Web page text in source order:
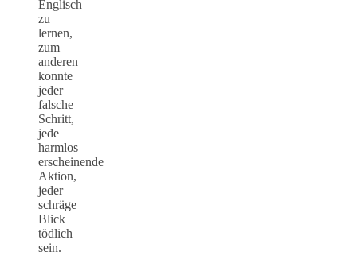
Englisch
zu
lernen,
zum
anderen
konnte
jeder
falsche
Schritt,
jede
harmlos
erscheinende
Aktion,
jeder
schräge
Blick
tödlich
sein.